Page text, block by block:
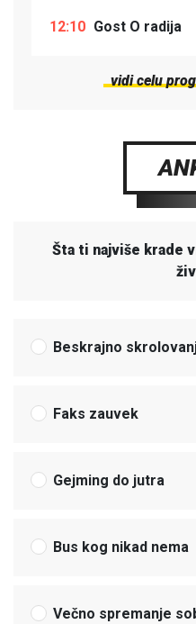
12:10 Gost O radija
vidi celu
Šta ti najviše krade
Beskrajno
Faks zauvek
Gejming do jutra
Bus kog nikad nema
Večno spremanje